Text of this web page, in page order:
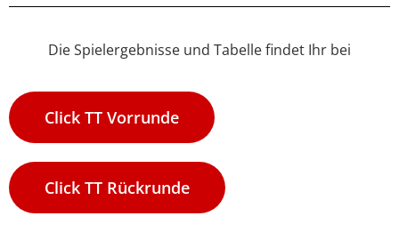
Die Spielergebnisse und Tabelle findet Ihr bei
Click TT Vorrunde
Click TT Rückrunde